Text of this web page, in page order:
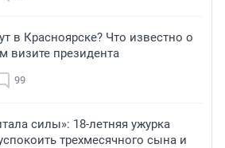
в Красноярске? Что известно о
визите президента
99
силы»: 18-летняя ужурка
трехмесячного сына и